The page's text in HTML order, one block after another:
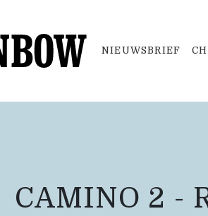
NIEUWSBRIEF
CAMINO 2 -